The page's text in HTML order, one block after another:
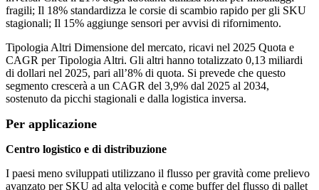
fragili; Il 18% standardizza le corsie di scambio rapido per gli SKU
stagionali; Il 15% aggiunge sensori per avvisi di rifornimento.
Tipologia Altri Dimensione del mercato, ricavi nel 2025 Quota e
CAGR per Tipologia Altri. Gli altri hanno totalizzato 0,13 miliardi
di dollari nel 2025, pari all’8% di quota. Si prevede che questo
segmento crescerà a un CAGR del 3,9% dal 2025 al 2034,
sostenuto da picchi stagionali e dalla logistica inversa.
Per applicazione
Centro logistico e di distribuzione
I paesi meno sviluppati utilizzano il flusso per gravità come prelievo
avanzato per SKU ad alta velocità e come buffer del flusso di pallet